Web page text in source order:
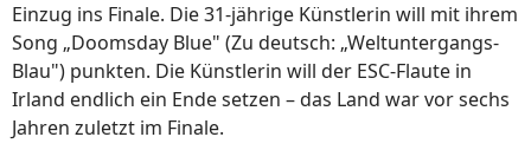
Einzug ins Finale. Die 31-jährige Künstlerin will mit ihrem
Song „Doomsday Blue" (Zu deutsch: „Weltuntergangs-
Blau") punkten. Die Künstlerin will der ESC-Flaute in
Irland endlich ein Ende setzen – das Land war vor sechs
Jahren zuletzt im Finale.